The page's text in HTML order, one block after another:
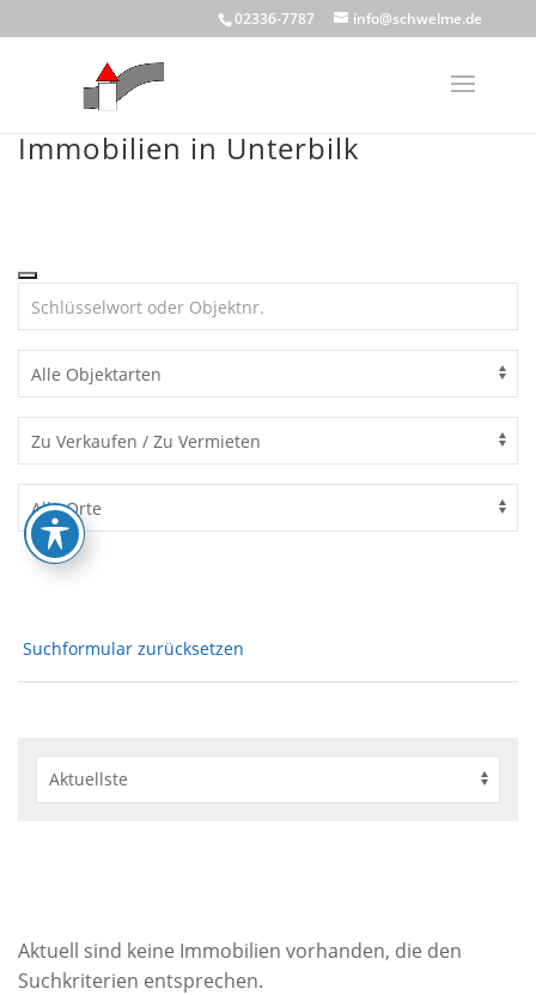
to
02336-7787 info@schwelme.de
Immobilien in Unterbilk
Suchformular zurücksetzen
Aktuell sind keine Immobilien vorhanden, die den
Suchkriterien entsprechen.